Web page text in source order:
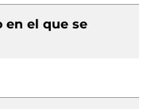
en el que se